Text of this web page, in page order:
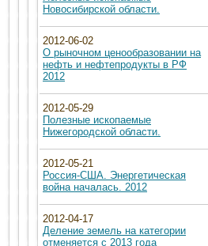
Новосибирской области.
2012-06-02
О рыночном ценообразовании на
нефть и нефтепродукты в РФ
2012
2012-05-29
Полезные ископаемые
Нижегородской области.
2012-05-21
Россия-США. Энергетическая
война началась. 2012
2012-04-17
Деление земель на категории
отменяется с 2013 года